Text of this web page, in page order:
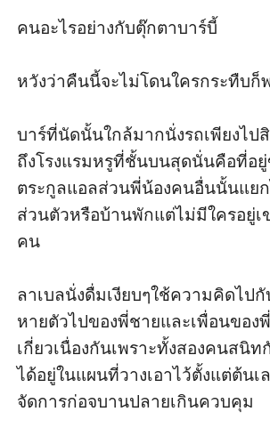
คนอะไรอย่างกับตุ๊กตาบาร์บี้
หวังว่าคืนนี้จะไม่โดนใครกระทืบก็
บาร์ที่นัดนั้นใกล้มากนั่งรถเพียงไป
ถึงโรงแรมหรูที่ชั้นบนสุดนั่นคือที่อยู่
ตระกูลแอลส่วนพี่น้องคนอื่นนั้นแย
ส่วนตัวหรือบ้านพักแต่ไม่มีใครอยู่เ
คน
ลาเบลนั่งดื่มเงียบๆใช้ความคิดไปกั
หายตัวไปของพี่ชายและเพื่อนของ
เกี่ยวเนื่องกันเพราะทั้งสองคนสนิ
ได้อยู่ในแผนที่วางเอาไว้ตั้งแต่ต้นเ
จัดการก่อจบานปลายเกินควบคุม